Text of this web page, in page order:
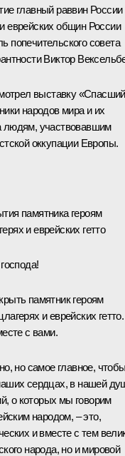
главный раввин России
еврейских общин России
попечительского совета
Виктор
выставку «Спасший
народов мира и их
людям, участвовавшим
оккупации Европы.
памятника героям
и еврейских гетто
памятник героям
и еврейских
с вами.
но самое главное,
сердцах, в нашей
о которых мы говорим
народом, – это,
и вместе с тем
народа, но и мировой